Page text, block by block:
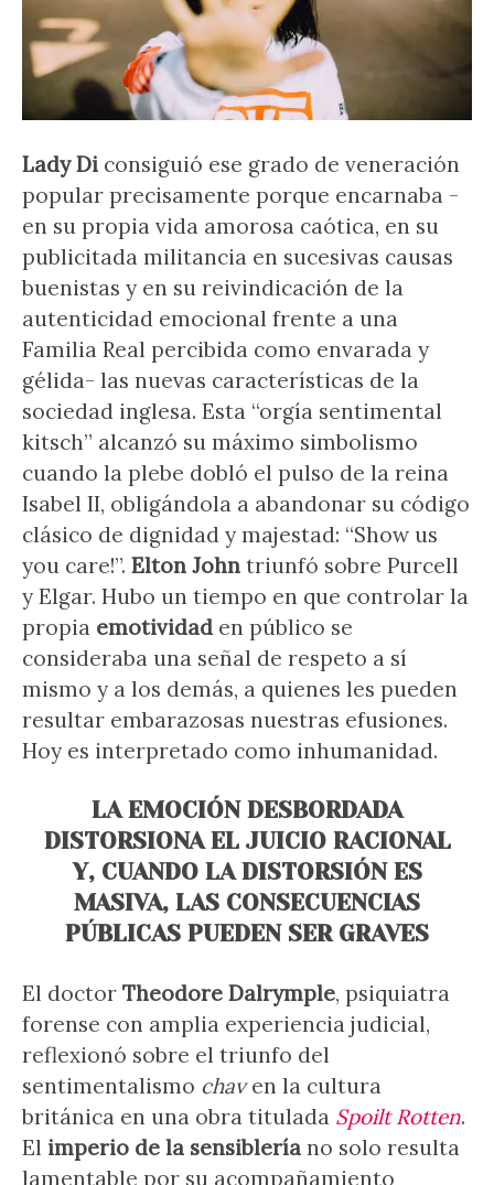
Lady Di consiguió ese grado de veneración
popular precisamente porque encarnaba -
en su propia vida amorosa caótica, en su
publicitada militancia en sucesivas causas
buenistas y en su reivindicación de la
autenticidad emocional frente a una
Familia Real percibida como envarada y
gélida- las nuevas características de la
sociedad inglesa. Esta “orgía sentimental
kitsch” alcanzó su máximo simbolismo
cuando la plebe dobló el pulso de la reina
Isabel II, obligándola a abandonar su código
clásico de dignidad y majestad: “Show us
you care!”. Elton John triunfó sobre Purcell
y Elgar. Hubo un tiempo en que controlar la
propia emotividad en público se
consideraba una señal de respeto a sí
mismo y a los demás, a quienes les pueden
resultar embarazosas nuestras efusiones.
Hoy es interpretado como inhumanidad.
LA EMOCIÓN DESBORDADA
DISTORSIONA EL JUICIO RACIONAL
Y, CUANDO LA DISTORSIÓN ES
MASIVA, LAS CONSECUENCIAS
PÚBLICAS PUEDEN SER GRAVES
El doctor Theodore Dalrymple, psiquiatra
forense con amplia experiencia judicial,
reflexionó sobre el triunfo del
sentimentalismo chaven la cultura
británica en una obra titulada Spoilt Rotten.
El imperio de la sensiblería no solo resulta
lamentable por su acompañamiento